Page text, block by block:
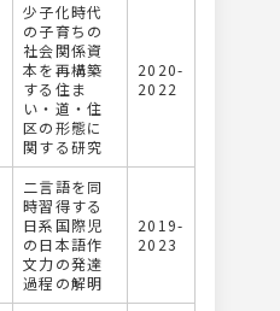
少子化時代
の子育ちの
社会関係資
本を再構築
する住ま
い・道・住
区の形態に
関する研究
2020-
2022
二言語を同
時習得する
日系国際児
の日本語作
文力の発達
過程の解明
2019-
2023